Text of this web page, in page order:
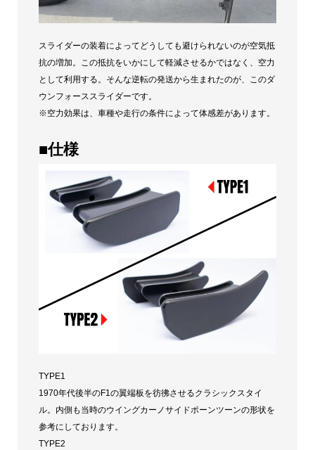
スライダーの装着によってどうしても避けられないのが空気抵
抗の増加。この抵抗をいかにして軽減させるかではなく、空力
として利用する。そんな逆転の発送から生まれたのが、このダ
ウンフォーススライダーです。
※空力効果は、車種や走行の条件によって体感差があります。
■仕様
TYPE1
1970年代後半のF1の翼端板を彷彿させるクラシックスタイ
ル。内側も当時のウイングカーノサイドポーンツーンの形状を
参考にしております。
TYPE2